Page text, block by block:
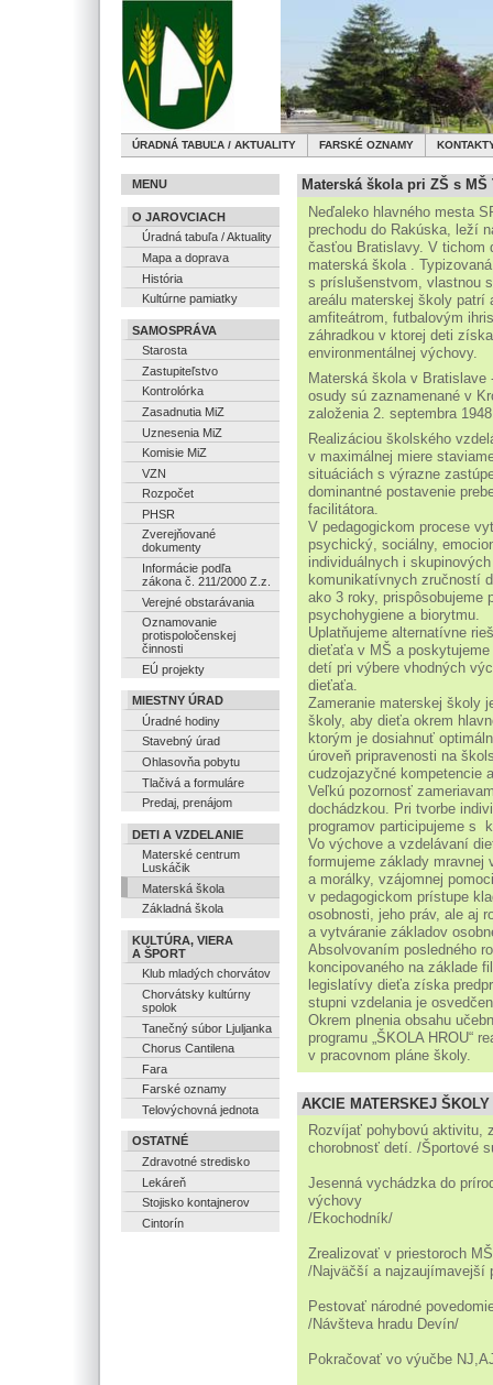
ÚRADNÁ TABUĽA / AKTUALITY FARSKÉ OZNAMY
MENU
O JAROVCIACH
Úradná tabuľa / Aktuality
Mapa a doprava
História
Kultúrne pamiatky
SAMOSPRÁVA
Starosta
Zastupiteľstvo
Kontrolórka
Zasadnutia MiZ
Uznesenia MiZ
Komisie MiZ
VZN
Rozpočet
PHSR
Zverejňované
dokumenty
Informácie podľa
zákona č. 211/2000 Z.z.
Verejné obstarávania
Oznamovanie
protispoločenskej
činnosti
EÚ projekty
MIESTNY ÚRAD
Úradné hodiny
Stavebný úrad
Ohlasovňa pobytu
Tlačivá a formuláre
Predaj, prenájom
DETI A VZDELANIE
Materské centrum
Luskáčik
Materská škola
Základná škola
KULTÚRA, VIERA
A ŠPORT
Klub mladých chorvátov
Chorvátsky kultúrny
spolok
Tanečný súbor Ljuljanka
Chorus Cantilena
Fara
Farské oznamy
Telovýchovná jednota
OSTATNÉ
Zdravotné stredisko
Lekáreň
Stojisko kontajnerov
Cintorín
Materská škola pri ZŠ s
Neďaleko hlavného mesta
prechodu do Rakúska, leží
časťou Bratislavy. V tichom
materská škola .
s príslušenstvom, vlastnou
areálu materskej školy
amfiteátrom, futbalovým
záhradkou v ktorej deti
environmentálnej výchovy.
Materská škola v
osudy sú zaznamenané v
založenia 2. septembra
Realizáciou školského
v maximálnej miere
situáciách s výrazne
dominantné postavenie
facilitátora.
V pedagogickom procese
psychický, sociálny,
individuálnych i
komunikatívnych zručností
ako 3 roky, prispôsobujeme
psychohygiene a biorytmu.
Uplatňujeme alternatívne
dieťaťa v MŠ a
detí pri výbere vhodných
dieťaťa.
Zameranie materskej školy
školy, aby dieťa okrem
ktorým je dosiahnuť
úroveň pripravenosti na
cudzojazyčné kompetencie
Veľkú pozornosť
dochádzkou. Pri tvorbe
programov participujeme s
Vo výchove a vzdelávaní
formujeme základy mravnej
a morálky, vzájomnej
v pedagogickom prístupe
osobnosti, jeho práv, ale aj
a vytváranie základov
Absolvovaním posledného
koncipovaného na základe
legislatívy dieťa získa
stupni vzdelania je
Okrem plnenia obsahu
programu „ŠKOLA HROU“
v pracovnom pláne školy.
AKCIE MATERSKEJ ŠKOLY
Rozvíjať pohybovú
chorobnosť detí. /Športové
Jesenná vychádzka do
výchovy
/Ekochodník/
Zrealizovať v priestoroch
/Najväčší a najzaujímavejší
Pestovať národné
/Návšteva hradu Devín/
Pokračovať vo výučbe